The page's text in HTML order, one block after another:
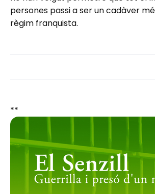
persones passi a ser un cadàver
règim franquista.
**